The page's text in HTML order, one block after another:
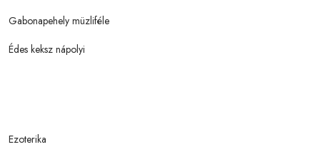
Gabonapehely müzliféle
Édes keksz nápolyi
Ezoterika